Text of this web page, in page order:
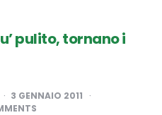
pulito, tornano i
3 GENNAIO 2011